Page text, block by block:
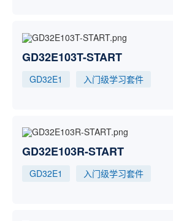
GD32E103T-START
GD32E1 入门级学习套件
GD32E103R-START
GD32E1 入门级学习套件